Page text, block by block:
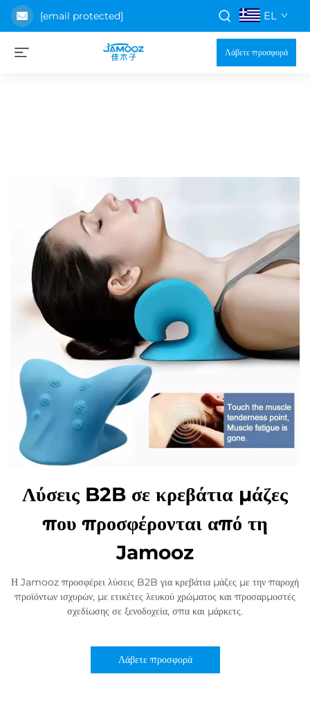
[email protected] EL
Λάβετε προσφορά
Λύσεις B2B σε κρεβάτια μάζες
που προσφέρονται από τη
Jamooz
Η Jamooz προσφέρει λύσεις B2B για κρεβάτια μάζες με την παροχή
προϊόντων ισχυρών, με ετικέτες λευκού χρώματος και προσαρμοστές
σχεδίωσης σε ξενοδοχεία, σπα και μάρκετς.
Λάβετε προσφορά